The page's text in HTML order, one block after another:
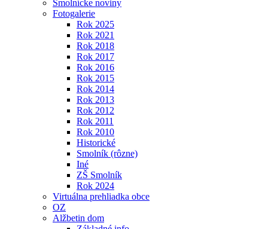
Smolnícke noviny
Fotogalerie
Rok 2025
Rok 2021
Rok 2018
Rok 2017
Rok 2016
Rok 2015
Rok 2014
Rok 2013
Rok 2012
Rok 2011
Rok 2010
Historické
Smolník (rôzne)
Iné
ZŠ Smolník
Rok 2024
Virtuálna prehliadka obce
OZ
Alžbetin dom